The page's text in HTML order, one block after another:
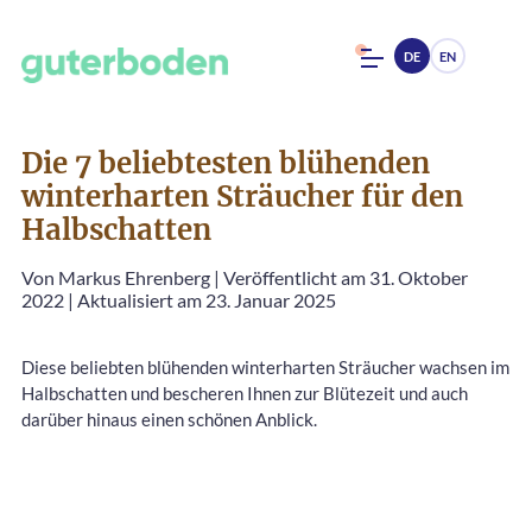
DE EN
Die 7 beliebtesten blühenden
winterharten Sträucher für den
Halbschatten
Von Markus Ehrenberg | Veröffentlicht am 31. Oktober
2022 | Aktualisiert am 23. Januar 2025
Diese beliebten blühenden winterharten Sträucher wachsen im
Halbschatten und bescheren Ihnen zur Blütezeit und auch
darüber hinaus einen schönen Anblick.